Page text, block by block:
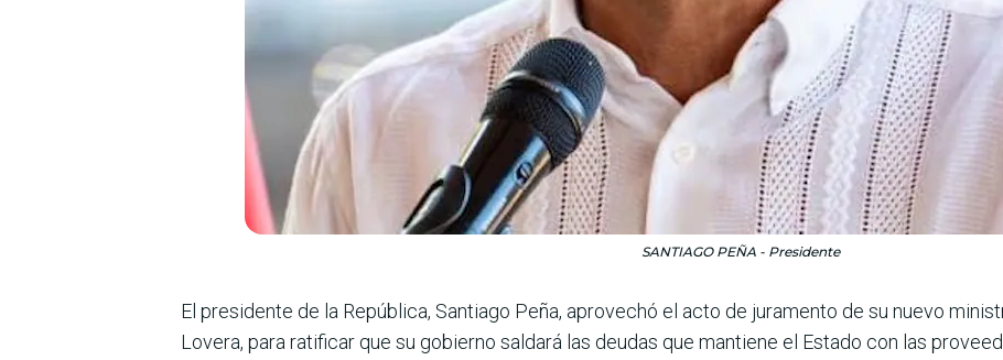
SANTIAGO PEÑA - Presidente
El presidente de la Repú­blica, Santiago Peña, apro­vechó el acto de juramento de su nuevo
Lovera, para ratificar que su gobierno saldará las deudas que mantiene el Estado con las